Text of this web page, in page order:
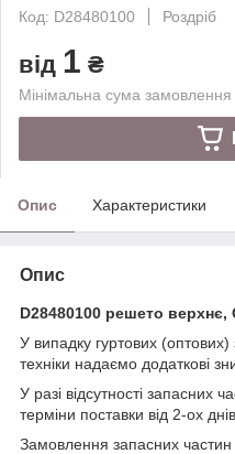
Код: D28480100
Роздріб
від 1 ₴
Мінімальна сума
Опис Характеристики
Опис
D28480100 решето
У випадку гуртових
техніки надаємо додаткові
У разі відсутності запасних
терміни поставки від 2-ох днів.
Замовлення запасних